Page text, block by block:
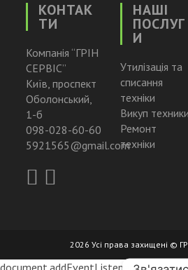
КОНТАК
ТИ
Компанія “ГРІН
СЕРВІС”
Київ, проспект
Оболонський,
1-б
098-028-60-60
5921565@gmail.com
НАШІ
ПОСЛУГ
И
Утилізація та
списання
техніки
Викуп техники
Ремонт
техніки
2026 Усі права захищені ©